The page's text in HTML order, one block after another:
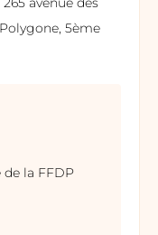
5ème
la FFDP